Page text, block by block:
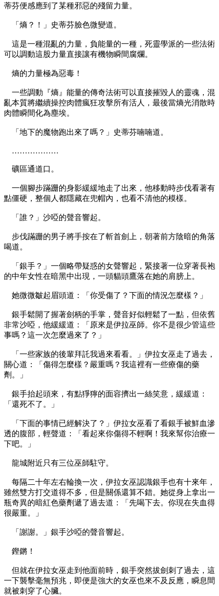
蒂芬便感應到了某種邪惡的殘留力量。
「熵？！」史蒂芬臉色微變道。
這是一種混亂的力量，負能量的一種，死靈學派的一些法術
可以調動這股力量直接讓有機物瞬間腐爛。
熵的力量極為惡毒！
一些調動『熵』能量的傳奇法術可以直接摧毀人的靈魂，混
亂本質將繼續操控肉體瘋狂攻擊所有活人，最後當熵光消散時
肉體瞬間化為塵埃。
「地下的魔物跑出來了嗎？」史蒂芬喃喃道。
………………
礦區通道口。
一個腳步蹣跚的身影緩緩地走了出來，他移動時步伐看著有
點僵硬，整個人都隱藏在兜帽內，也看不清他的模樣。
「誰？」沙啞的聲音響起。
步伐蹣跚的男子將手按在了斬首劍上，朝著前方陰暗的角落
喝道。
「銀手？」一個略帶疑惑的女聲響起，緊接著一位穿著長袍
的中年女性在暗黑中出現，一頭貓頭鷹落在她的肩膀上。
她微微皺起眉頭道：「你受傷了？下面的情況怎麼樣？」
銀手鬆開了握著劍柄的手掌，聲音好似輕鬆了一點，但依舊
非常沙啞，他緩緩道：「原來是伊拉巫師。你不是很少管這些
事嗎？這一次怎麼過來了？」
「一些家族的後輩拜託我過來看看。」伊拉女巫走了過去，
關心道：「傷得怎麼樣？嚴重嗎？我這裡有一些療傷的藥
劑。」
銀手抬起頭來，有點猙獰的面容擠出一絲笑意，緩緩道：
「還死不了。」
「下面的事情已經解決了？」伊拉女巫看了看銀手被鮮血滲
透的腹部，輕聲道：「看起來你傷得不輕啊！我來幫你治療一
下吧。」
龍城附近只有三位巫師駐守。
每隔二十年左右輪換一次，伊拉女巫認識銀手也有十來年，
雖然雙方打交道得不多，但是關係還算不錯。她從身上拿出一
瓶奇異的暗紅色藥劑遞了過去道：「先喝下去。你現在失血得
很嚴重。」
「謝謝。」銀手沙啞的聲音響起。
鏗鏘！
但就在伊拉女巫走到他面前時，銀手突然拔劍刺了過去，這
一下襲擊毫無預兆，即便是強大的女巫也來不及反應，瞬息間
就被刺穿了心臟。